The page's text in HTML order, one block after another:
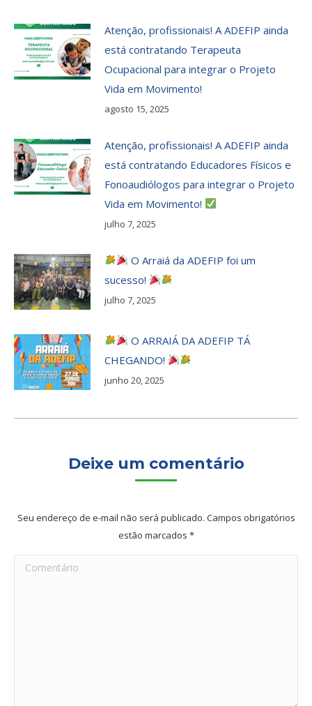
Atenção, profissionais! A ADEFIP ainda
está contratando Terapeuta
Ocupacional para integrar o Projeto
Vida em Movimento!
agosto 15, 2025
Atenção, profissionais! A ADEFIP ainda
está contratando Educadores Físicos e
Fonoaudiólogos para integrar o Projeto
Vida em Movimento!
julho 7, 2025
O Arraiá da ADEFIP foi um
sucesso!
julho 7, 2025
O ARRAIÁ DA ADEFIP TÁ
CHEGANDO!
junho 20, 2025
Deixe um comentário
Seu endereço de e-mail não será publicado. Campos obrigatórios
estão marcados *
Comentário